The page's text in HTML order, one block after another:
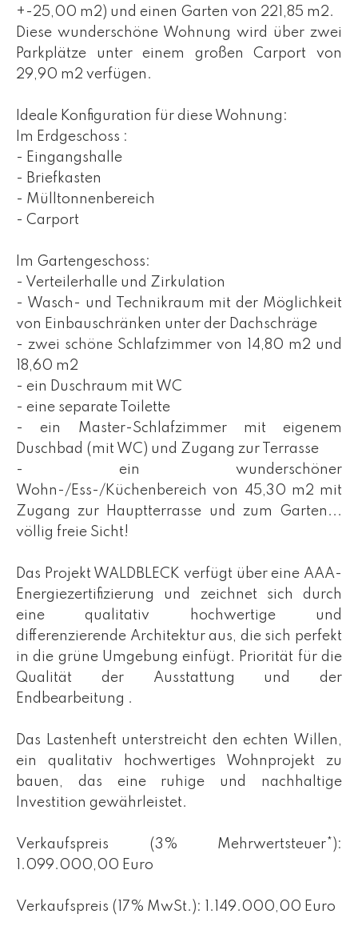
+-25,00 m2) und einen Garten von 221,85 m2.
Diese wunderschöne Wohnung wird über zwei
Parkplätze unter einem großen Carport von
29,90 m2 verfügen.
Ideale Konfiguration für diese Wohnung:
Im Erdgeschoss :
- Eingangshalle
- Briefkasten
- Mülltonnenbereich
- Carport
Im Gartengeschoss:
- Verteilerhalle und Zirkulation
- Wasch- und Technikraum mit der Möglichkeit
von Einbauschränken unter der Dachschräge
- zwei schöne Schlafzimmer von 14,80 m2 und
18,60 m2
- ein Duschraum mit WC
- eine separate Toilette
- ein Master-Schlafzimmer mit eigenem
Duschbad (mit WC) und Zugang zur Terrasse
- ein wunderschöner
Wohn-/Ess-/Küchenbereich von 45,30 m2 mit
Zugang zur Hauptterrasse und zum Garten...
völlig freie Sicht!
Das Projekt WALDBLECK verfügt über eine AAA-
Energiezertifizierung und zeichnet sich durch
eine qualitativ hochwertige und
differenzierende Architektur aus, die sich perfekt
in die grüne Umgebung einfügt. Priorität für die
Qualität der Ausstattung und der
Endbearbeitung .
Das Lastenheft unterstreicht den echten Willen,
ein qualitativ hochwertiges Wohnprojekt zu
bauen, das eine ruhige und nachhaltige
Investition gewährleistet.
Verkaufspreis (3% Mehrwertsteuer*):
1.099.000,00 Euro
Verkaufspreis (17% MwSt.): 1.149.000,00 Euro